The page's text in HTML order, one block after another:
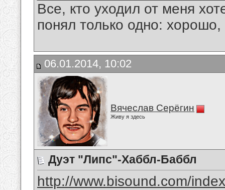
Все, кто уходил от меня
понял только одно:
06.01.2014, 10:02
Вячеслав Серёгин
Живу я здесь
Дуэт "Липс"-Хаббл-Баббл
http://www.bisound.com/